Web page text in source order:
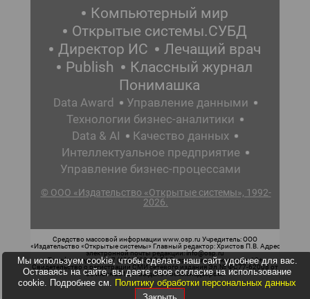
Компьютерный мир
Открытые системы.СУБД
Директор ИС
Лечащий врач
Publish
Классный журнал
Понимашка
Data Award
Управление данными
Технологии бизнес-аналитики
Data & AI
Качество данных
Интеллектуальное предприятие
Управление бизнес-процессами
© ООО «Издательство «Открытые системы», 1992-
2026.
Средство массовой информации www.osp.ru Учредитель: ООО
«Издательство «Открытые системы» Главный редактор: Христов П.В. Адрес
электронной почты редакции: info@osp.ru
Телефон редакции: 7 (499) 703-18-54 Возрастная маркировка: 12+
Свидетельство о регистрации СМИ сетевого издания Эл.№ ФС77-62008 от
05 июня 2015 г. выдано Роскомнадзором.
Мы используем cookie, чтобы сделать наш сайт удобнее для вас.
Оставаясь на сайте, вы даете свое согласие на использование
cookie. Подробнее см. Политику обработки персональных данных